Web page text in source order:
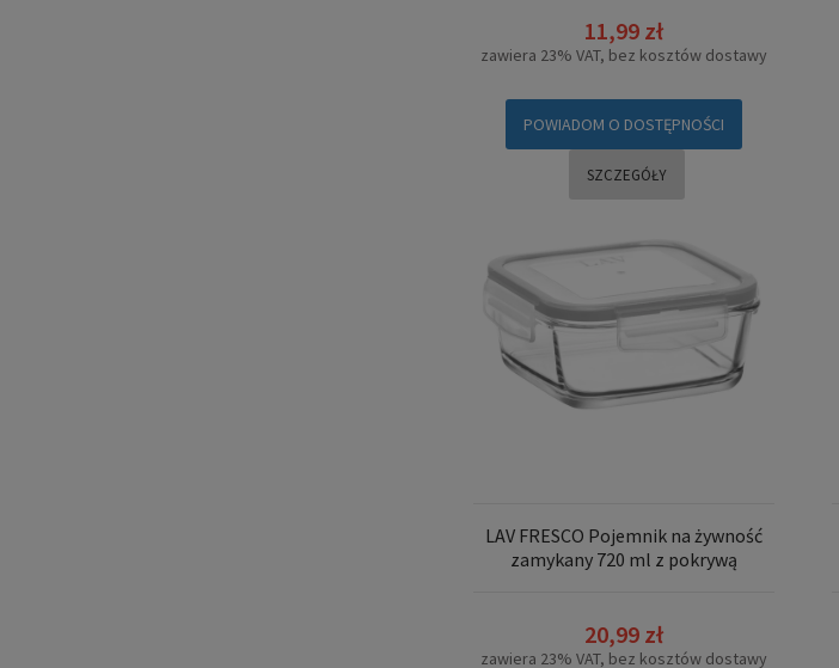
11,99 zł
zawiera 23% VAT, bez kosztów dostawy
POWIADOM O DOSTĘPNOŚCI
SZCZEGÓŁY
LAV FRESCO Pojemnik na żywność
zamykany 720 ml z pokrywą
20,99 zł
zawiera 23% VAT, bez kosztów dostawy